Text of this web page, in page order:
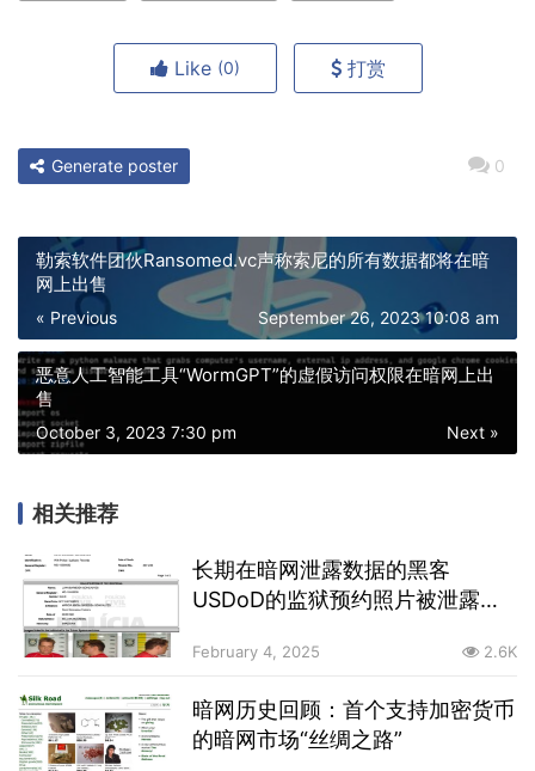
Like (0) 打赏
0
Generate poster
勒索软件团伙Ransomed.vc声称索尼的所有数据都将在暗
网上出售
« Previous September 26, 2023 10:08 am
恶意人工智能工具“WormGPT”的虚假访问权限在暗网上出
售
Next »
October 3, 2023 7:30 pm
相关推荐
长期在暗网泄露数据的黑客
USDoD的监狱预约照片被泄露，
February 4, 2025 2.6K
暗网历史回顾：首个支持加密货币
的暗网市场“丝绸之路”